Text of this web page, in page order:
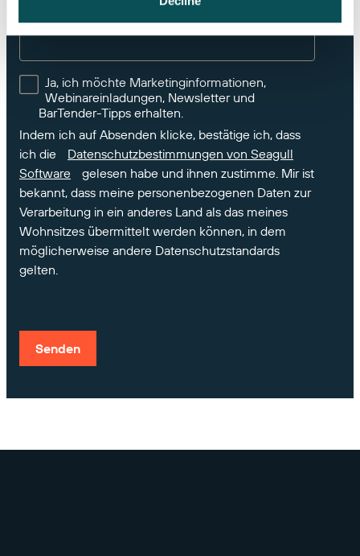
Ja, ich möchte Marketinginformationen,
Webinareinladungen, Newsletter und
BarTender-Tipps erhalten.
Indem ich auf Absenden klicke, bestätige ich, dass
ich die
Datenschutzbestimmungen von Seagull
Software
gelesen habe und ihnen zustimme. Mir ist
bekannt, dass meine personenbezogenen Daten zur
Verarbeitung in ein anderes Land als das meines
Wohnsitzes übermittelt werden können, in dem
möglicherweise andere Datenschutzstandards
gelten.
Senden